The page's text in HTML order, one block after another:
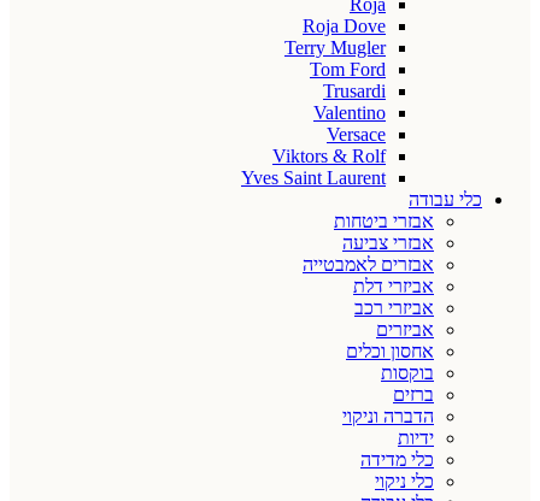
Roja
Roja Dove
Terry Mugler
Tom Ford
Trusardi
Valentino
Versace
Viktors & Rolf
Yves Saint Laurent
כלי עבודה
אבזרי ביטחות
אבזרי צביעה
אבזרים לאמבטייה
אביזרי דלת
אביזרי רכב
אביזרים
אחסון וכלים
בוקסות
ברזים
הדברה וניקוי
ידיות
כלי מדידה
כלי ניקוי